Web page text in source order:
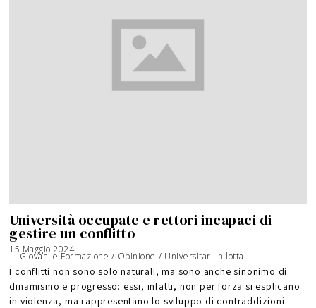
Università occupate e rettori incapaci di
gestire un conflitto
15 Maggio 2024
Giovani e Formazione / Opinione / Universitari in lotta
I conflitti non sono solo naturali, ma sono anche sinonimo di
dinamismo e progresso: essi, infatti, non per forza si esplicano
in violenza, ma rappresentano lo sviluppo di contraddizioni